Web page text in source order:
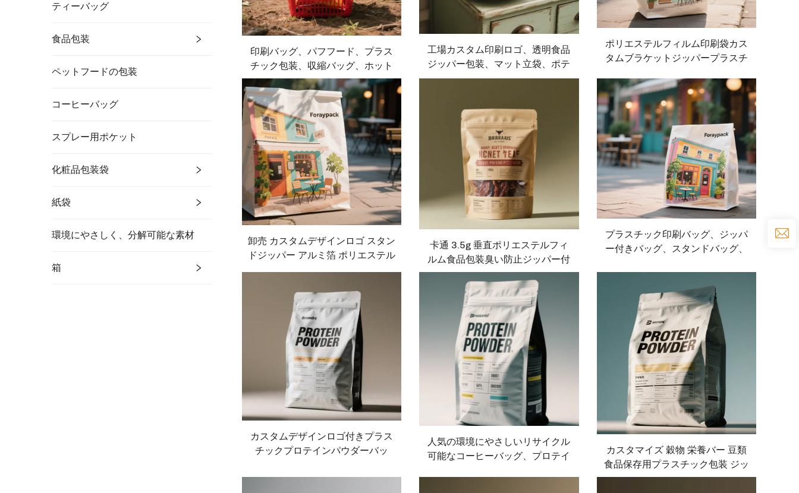
ティーバッグ
食品包装
ペットフードの包装
コーヒーバッグ
スプレー用ポケット
化粧品包装袋
紙袋
環境にやさしく、分解可能な素材
箱
印刷バッグ、パフフード、プラス
チック包装、収縮バッグ、ホット
スタンピングバッグ、ポップコー
ンバッグ、ポテトチップスバッグ
工場カスタム印刷ロゴ、透明食品
ジッパー包装、マット立袋、ポテ
トチップスおやつバッグ
ポリエステルフィルム印刷袋カス
タムブラケットジッパープラスチ
ディーバッグ
卸売 カスタムデザインロゴ スタン
ドジッパー アルミ箔 ポリエステル
卡通 3.5g 垂直ポリエステルフィ
ルム食品包装臭い防止ジッパー付
き、ドライフルーツとナッツ、再
包装可能
プラスチック印刷バッグ、ジッパ
ー付きバッグ、スタンドバッグ、
カスタムデザインロゴ付きプラス
チックプロテインパウダーバッ
ットボトムコーヒービーン包装袋
人気の環境にやさしいリサイクル
可能なコーヒーバッグ、プロテイ
カスタマイズ 穀物 栄養バー 豆類
食品保存用プラスチック包装 ジッ
パーロック スタンドアップバッグ